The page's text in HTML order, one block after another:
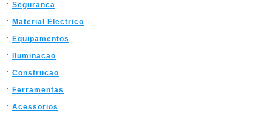
Seguranca
Material Electrico
Equipamentos
Iluminacao
Construcao
Ferramentas
Acessorios